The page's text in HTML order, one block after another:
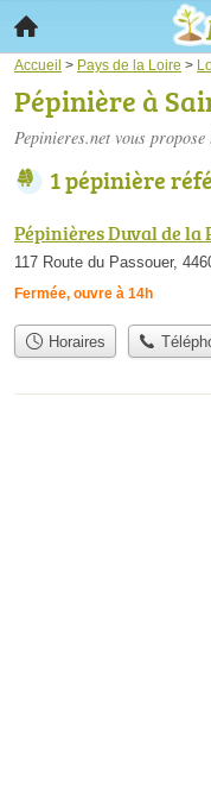
Accueil > Pays de la Loire >
Pépinière à
Pepinieres.net vous
1 pépinière
Pépinières Duval de la
117 Route du Passouer,
Fermée, ouvre à 14h
Horaires